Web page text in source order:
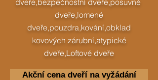
dveře,bezpečnostní dveře,posuvné
dveře,lomené
dveře,pouzdra,kování,obklad
kovových zárubní,atypické
dveře,Loftové dveře
Akční cena dveří na vyžádání